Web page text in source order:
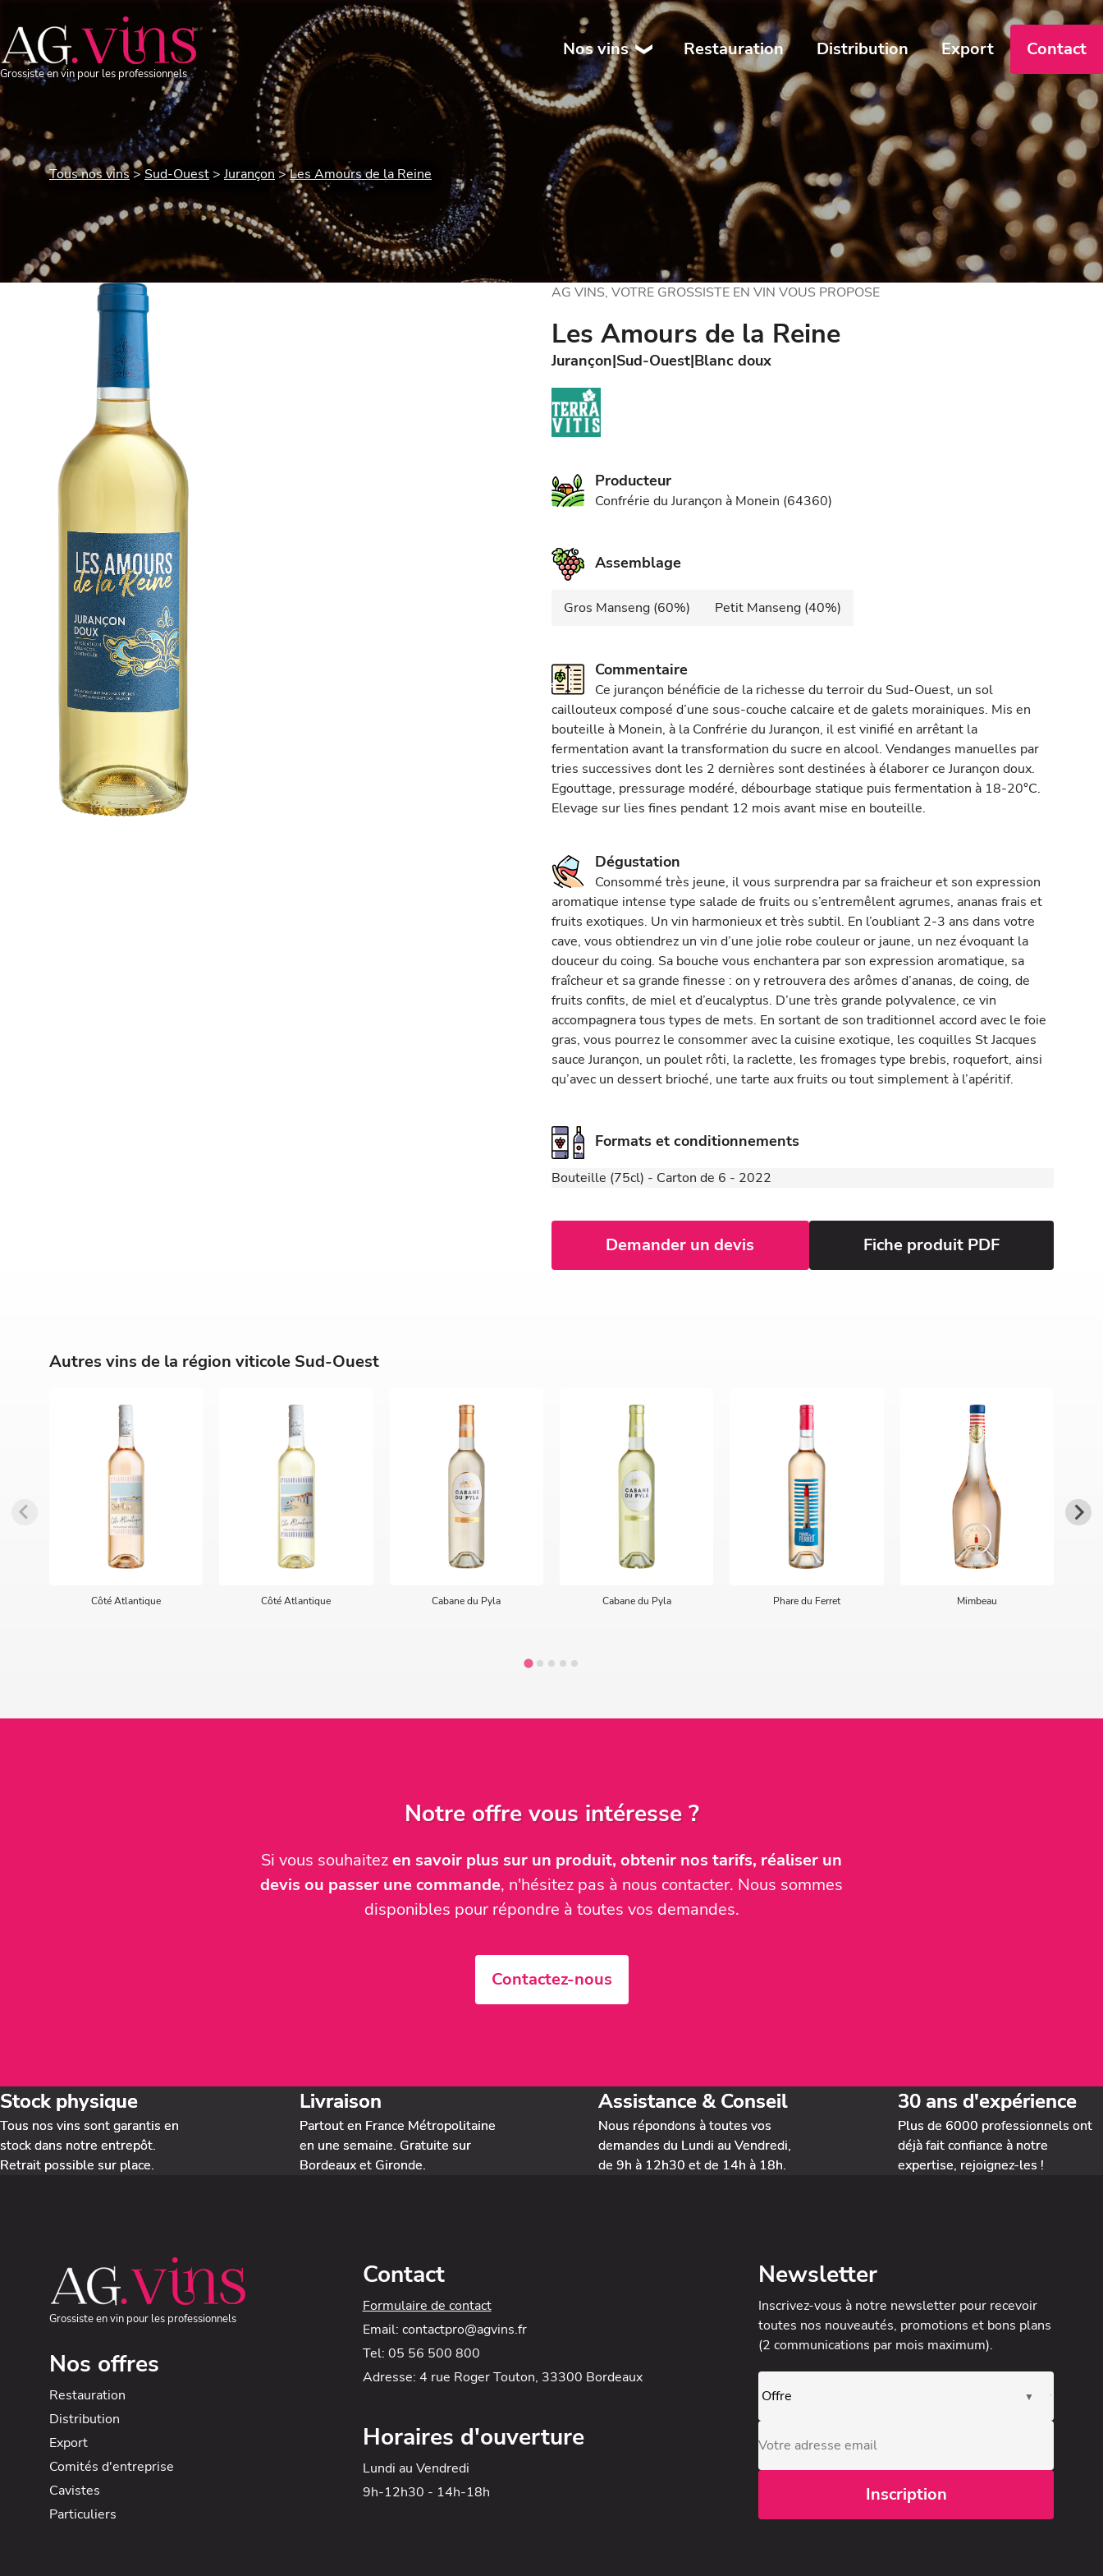
Grossiste en vin pour les professionnels
Nos vins Restauration Distribution Export Contact
Tous nos vins Sud-Ouest Jurançon Les Amours de la Reine
AG VINS, VOTRE GROSSISTE EN VIN VOUS PROPOSE
Les Amours de la Reine
Jurançon Sud-Ouest Blanc doux
Producteur
Confrérie du Jurançon à Monein (64360)
Assemblage
Gros Manseng (60%) Petit Manseng (40%)
Commentaire
Ce jurançon bénéficie de la richesse du terroir du Sud-Ouest, un sol
caillouteux composé d’une sous-couche calcaire et de galets morainiques. Mis en
bouteille à Monein, à la Confrérie du Jurançon, il est vinifié en arrêtant la
fermentation avant la transformation du sucre en alcool. Vendanges manuelles par
tries successives dont les 2 dernières sont destinées à élaborer ce Jurançon doux.
Egouttage, pressurage modéré, débourbage statique puis fermentation à 18-20°C.
Elevage sur lies fines pendant 12 mois avant mise en bouteille.
Dégustation
Consommé très jeune, il vous surprendra par sa fraicheur et son expression
aromatique intense type salade de fruits ou s’entremêlent agrumes, ananas frais et
fruits exotiques. Un vin harmonieux et très subtil. En l’oubliant 2-3 ans dans votre
cave, vous obtiendrez un vin d’une jolie robe couleur or jaune, un nez évoquant la
douceur du coing. Sa bouche vous enchantera par son expression aromatique, sa
fraîcheur et sa grande finesse : on y retrouvera des arômes d’ananas, de coing, de
fruits confits, de miel et d’eucalyptus. D’une très grande polyvalence, ce vin
accompagnera tous types de mets. En sortant de son traditionnel accord avec le foie
gras, vous pourrez le consommer avec la cuisine exotique, les coquilles St Jacques
sauce Jurançon, un poulet rôti, la raclette, les fromages type brebis, roquefort, ainsi
qu’avec un dessert brioché, une tarte aux fruits ou tout simplement à l’apéritif.
Formats et conditionnements
Bouteille (75cl) - Carton de 6 - 2022
Demander un devis Fiche produit PDF
Autres vins de la région viticole Sud-Ouest
Côté Atlantique Côté Atlantique Cabane du Pyla Cabane du Pyla Phare du Ferret Mimbeau
Notre offre vous intéresse ?
Si vous souhaitezen savoir plus sur un produit, obtenir nos tarifs, réaliser un
devis ou passer une commande, n'hésitez pas à nous contacter. Nous sommes
disponibles pour répondre à toutes vos demandes.
Contactez-nous
Stock physique
Tous nos vins sont garantis en
stock dans notre entrepôt.
Retrait possible sur place.
Livraison
Partout en France Métropolitaine
en une semaine. Gratuite sur
Bordeaux et Gironde.
Assistance & Conseil
Nous répondons à toutes vos
demandes du Lundi au Vendredi,
de 9h à 12h30 et de 14h à 18h.
30 ans d'expérience
Plus de 6000 professionnels ont
déjà fait confiance à notre
expertise, rejoignez-les !
Grossiste en vin pour les professionnels
Nos offres
Restauration
Distribution
Export
Comités d'entreprise
Cavistes
Particuliers
Contact
Formulaire de contact
Email: contactpro@agvins.fr
Tel: 05 56 500 800
Adresse: 4 rue Roger Touton, 33300 Bordeaux
Horaires d'ouverture
Lundi au Vendredi
9h-12h30 - 14h-18h
Newsletter
Inscrivez-vous à notre newsletter pour recevoir
toutes nos nouveautés, promotions et bons plans
(2 communications par mois maximum).